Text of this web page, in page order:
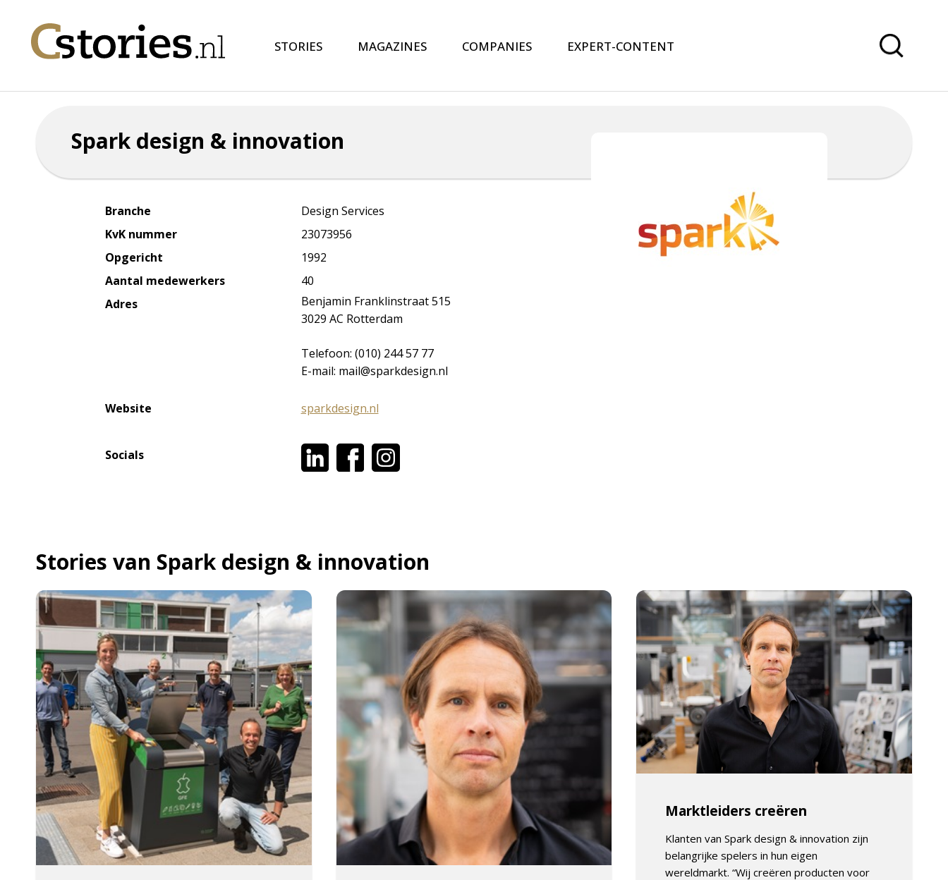
STORIES MAGAZINES COMPANIES EXPERT-CONTENT
Spark design & innovation
Branche
Design Services
KvK nummer
23073956
Opgericht
1992
Aantal medewerkers
40
Adres
Benjamin Franklinstraat 515
3029 AC Rotterdam
Telefoon: (010) 244 57 77
E-mail: mail@sparkdesign.nl
Website sparkdesign.nl
Socials
Stories van Spark design & innovation
Marktleiders creëren
Klanten van Spark design & innovation zijn
belangrijke spelers in hun eigen
wereldmarkt. “Wij creëren producten voor